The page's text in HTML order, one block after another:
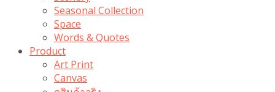
Seasonal Collection
Space
Words & Quotes
Product
Art Print
Canvas